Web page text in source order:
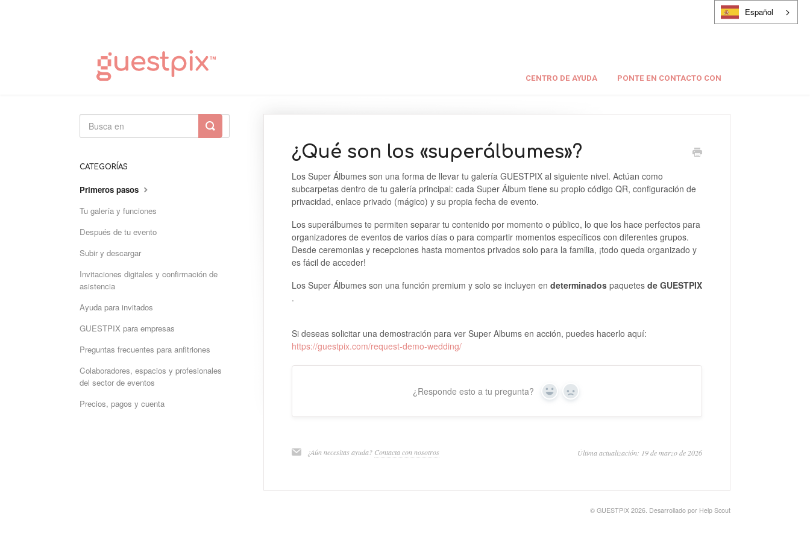
Español
CENTRO DE AYUDA PONTE EN CONTACTO CON
¿Qué son los «superálbumes»?
Los Super Álbumes son una forma de llevar tu galería GUESTPIX al siguiente nivel. Actúan como
subcarpetas dentro de tu galería principal: cada Super Álbum tiene su propio código QR, configuración de
privacidad, enlace privado (mágico) y su propia fecha de evento.
Los superálbumes te permiten separar tu contenido por momento o público, lo que los hace perfectos para
organizadores de eventos de varios días o para compartir momentos específicos con diferentes grupos.
Desde ceremonias y recepciones hasta momentos privados solo para la familia, ¡todo queda organizado y
es fácil de acceder!
Los Super Álbumes son una función premium y solo se incluyen en determinados paquetes de GUESTPIX
.
Si deseas solicitar una demostración para ver Super Albums en acción, puedes hacerlo aquí:
https://guestpix.com/request-demo-wedding/
¿Responde esto a tu pregunta? Sí No
¿Aún necesitas ayuda? Contacta con nosotros Última actualización: 19 de marzo de 2026
Alternar
búsqueda
CATEGORÍAS
Primeros pasos
Tu galería y funciones
Después de tu evento
Subir y descargar
Invitaciones digitales y confirmación de
asistencia
Ayuda para invitados
GUESTPIX para empresas
Preguntas frecuentes para anfitriones
Colaboradores, espacios y profesionales
del sector de eventos
Precios, pagos y cuenta
© GUESTPIX 2026. Desarrollado por Help Scout